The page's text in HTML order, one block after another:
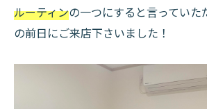
ルーティンの一つにすると言っていた
の前日にご来店下さいました！